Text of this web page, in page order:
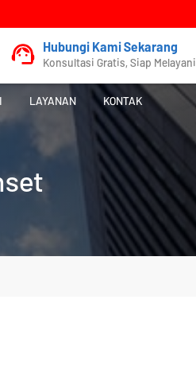
Hubungi Kami Sekarang
Konsultasi Gratis, Siap Melayani
LAYANAN KONTAK